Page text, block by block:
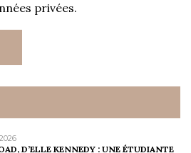
privées.
D’ELLE KENNEDY : UNE ÉTUDIANTE